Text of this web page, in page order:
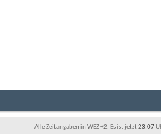
Alle Zeitangaben in WEZ +2. Es ist jetzt23:07